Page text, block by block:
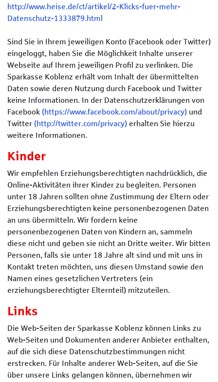
http://www.heise.de/ct/artikel/2-Klicks-fuer-mehr-
Datenschutz-1333879.html
Sind Sie in Ihrem jeweiligen Konto (Facebook oder Twitter)
eingeloggt, haben Sie die Möglichkeit Inhalte unserer
Webseite auf Ihrem jeweiligen Profil zu verlinken. Die
Sparkasse Koblenz erhält vom Inhalt der übermittelten
Daten sowie deren Nutzung durch Facebook und Twitter
keine Informationen. In der Datenschutzerklärungen von
Facebook (https://www.facebook.com/about/privacy) und
Twitter (http://twitter.com/privacy) erhalten Sie hierzu
weitere Informationen.
Kinder
Wir empfehlen Erziehungsberechtigten nachdrücklich, die
Online-Aktivitäten ihrer Kinder zu begleiten. Personen
unter 18 Jahren sollten ohne Zustimmung der Eltern oder
Erziehungsberechtigten keine personenbezogenen Daten
an uns übermitteln. Wir fordern keine
personenbezogenen Daten von Kindern an, sammeln
diese nicht und geben sie nicht an Dritte weiter. Wir bitten
Personen, falls sie unter 18 Jahre alt sind und mit uns in
Kontakt treten möchten, uns diesen Umstand sowie den
Namen eines gesetzlichen Vertreters (ein
erziehungsberechtigter Elternteil) mitzuteilen.
Links
Die Web-Seiten der Sparkasse Koblenz können Links zu
Web-Seiten und Dokumenten anderer Anbieter enthalten,
auf die sich diese Datenschutzbestimmungen nicht
erstrecken. Für Inhalte anderer Web-Seiten, auf die Sie
über unsere Links gelangen können, übernehmen wir